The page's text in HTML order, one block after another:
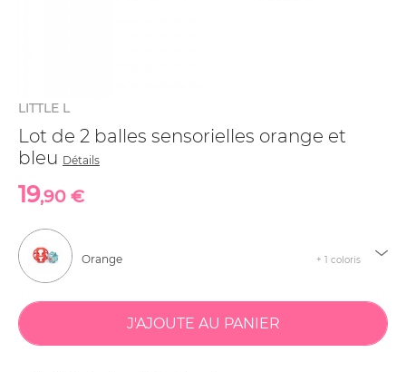
LITTLE L
Lot de 2 balles sensorielles orange et
bleu Détails
19,90 €
Orange + 1 coloris